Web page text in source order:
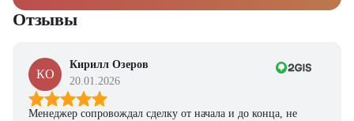
Отзывы
КО
Кирилл Озеров
20.01.2026
Менеджер сопровождал сделку от начала и до конца, не